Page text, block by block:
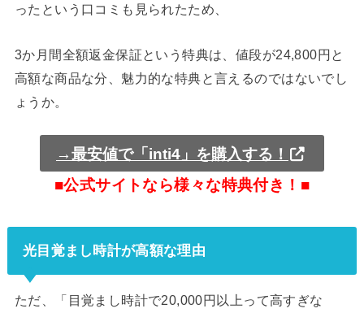
ったという口コミも見られたため、
3か月間全額返金保証という特典は、値段が24,800円と
高額な商品な分、魅力的な特典と言えるのではないでし
ょうか。
→最安値で「inti4」を購入する！
■公式サイトなら様々な特典付き！■
光目覚まし時計が高額な理由
ただ、「目覚まし時計で20,000円以上って高すぎな